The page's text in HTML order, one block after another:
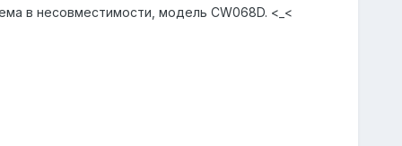
в несовместимости, модель CW068D. <_<